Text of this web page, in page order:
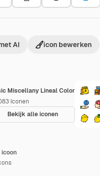
Miscellany Lineal Color
Iconen
Bekijk alle iconen
AI icon bewerken
icoon